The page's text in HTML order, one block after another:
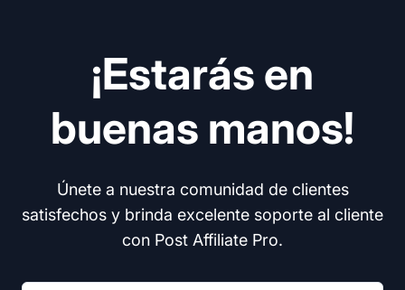
¡Estarás en
buenas manos!
Únete a nuestra comunidad de clientes
satisfechos y brinda excelente soporte al cliente
con Post Affiliate Pro.